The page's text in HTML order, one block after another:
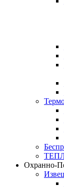
Охранно-